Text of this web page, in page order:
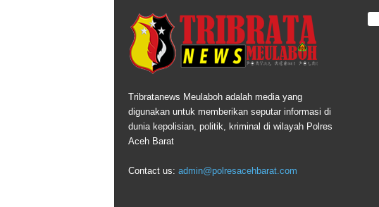
Tribratanews Meulaboh adalah media yang
digunakan untuk memberikan seputar informasi di
dunia kepolisian, politik, kriminal di wilayah Polres
Aceh Barat
Contact us: admin@polresacehbarat.com